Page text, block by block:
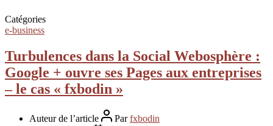
Catégories
e-business
Turbulences dans la Social Webosphère :
Google + ouvre ses Pages aux entreprises
– le cas « fxbodin »
Auteur de l’article Parfxbodin